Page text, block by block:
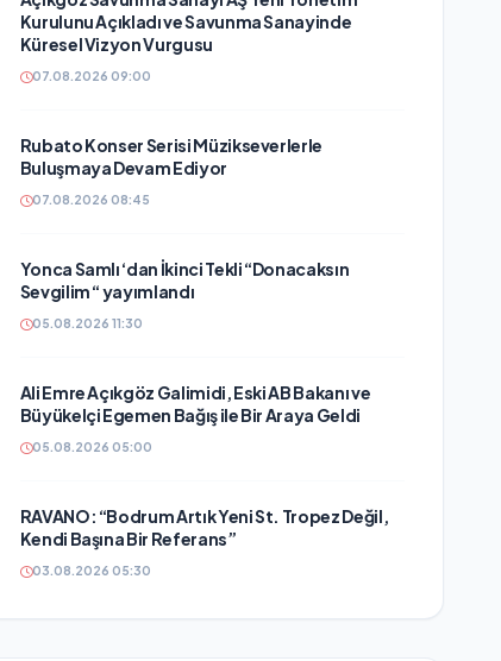
Kurulunu Açıkladı ve Savunma Sanayinde
Küresel Vizyon Vurgusu
07.08.2026 09:00
Rubato Konser Serisi Müzikseverlerle
Buluşmaya Devam Ediyor
07.08.2026 08:45
Yonca Samlı ‘dan İkinci Tekli “Donacaksın
Sevgilim “ yayımlandı
05.08.2026 11:30
Ali Emre Açıkgöz Galimidi, Eski AB Bakanı ve
Büyükelçi Egemen Bağış ile Bir Araya Geldi
05.08.2026 05:00
RAVANO: “Bodrum Artık Yeni St. Tropez Değil,
Kendi Başına Bir Referans”
03.08.2026 05:30